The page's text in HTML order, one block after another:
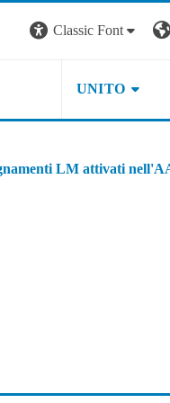
Classic Font
UNITO
LM attivati